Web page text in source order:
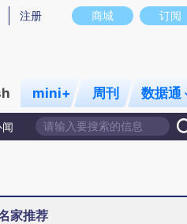
存在偏差。不代表财新观点和立场。推
商城 订阅
注册
mini+ 周刊 数据通
家推荐